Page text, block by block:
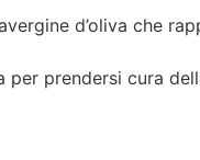
d’oliva che
prendersi cura